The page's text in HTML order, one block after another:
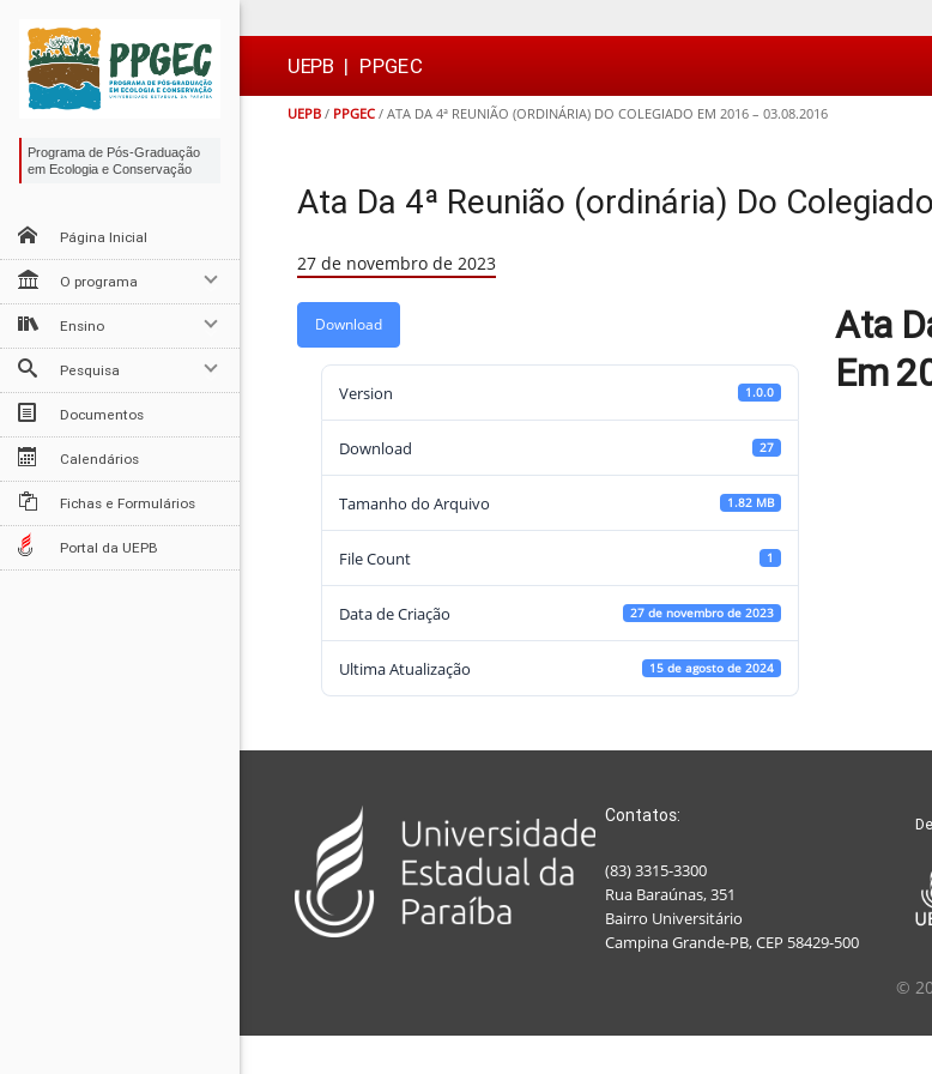
para
conteúdo
para
menu
para
busca
para
rodapé
 UEPB | PPGEC
UEPB / PPGEC / ATA DA 4ª REUNIÃO (ORDINÁRIA) DO COLEGIADO EM 2016 – 03.08.2016
Programa de Pós-Graduação
em Ecologia e Conservação
Página Inicial
O programa
Ensino
Pesquisa
Documentos
Calendários
Fichas e Formulários
Portal da UEPB
Ata Da 4ª Reunião (ordinária) Do
27 de novembro de 2023
Download
Version 1.0.0
Download 27
Tamanho do Arquivo 1.82 MB
File Count 1
Data de Criação 27 de novembro de 2023
Ultima Atualização 15 de agosto de 2024
Ata
Em
Contatos:
(83) 3315-3300
Rua Baraúnas, 351
Bairro Universitário
Campina Grande-PB, CEP 58429-500
©